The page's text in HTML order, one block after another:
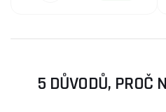
5 DŮVODŮ, PROČ